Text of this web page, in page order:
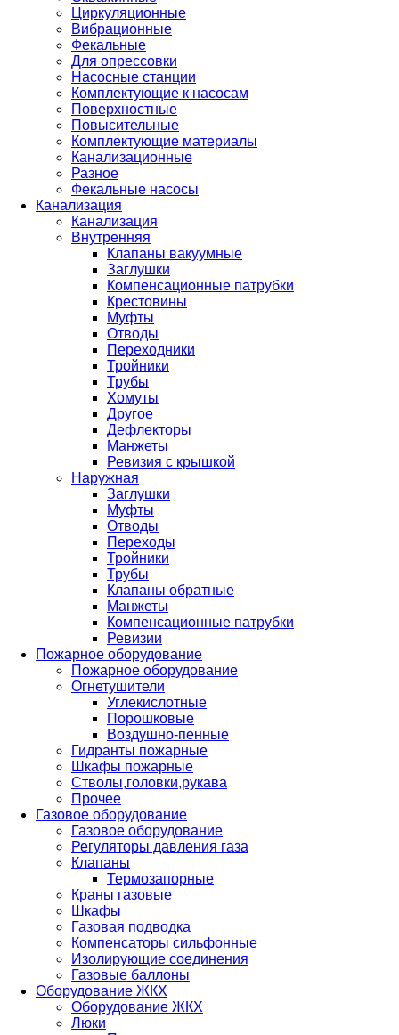
Циркуляционные
Вибрационные
Фекальные
Для опрессовки
Насосные станции
Комплектующие к насосам
Поверхностные
Повысительные
Комплектующие материалы
Канализационные
Разное
Фекальные насосы
Канализация
Канализация
Внутренняя
Клапаны вакуумные
Заглушки
Компенсационные патрубки
Крестовины
Муфты
Отводы
Переходники
Тройники
Трубы
Хомуты
Другое
Дефлекторы
Манжеты
Ревизия с крышкой
Наружная
Заглушки
Муфты
Отводы
Переходы
Тройники
Трубы
Клапаны обратные
Манжеты
Компенсационные патрубки
Ревизии
Пожарное оборудование
Пожарное оборудование
Огнетушители
Углекислотные
Порошковые
Воздушно-пенные
Гидранты пожарные
Шкафы пожарные
Стволы,головки,рукава
Прочее
Газовое оборудование
Газовое оборудование
Регуляторы давления газа
Клапаны
Термозапорные
Краны газовые
Шкафы
Газовая подводка
Компенсаторы сильфонные
Изолирующие соединения
Газовые баллоны
Оборудование ЖКХ
Оборудование ЖКХ
Люки